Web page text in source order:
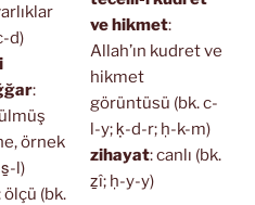
d)
:
örnek
l)
ölçü (bk.
ve hikmet:
Allah’ın kudret ve
hikmet
görüntüsü (bk. c-
l-y; ḳ-d-r; ḥ-k-m)
zihayat: canlı (bk.
ẕî; ḥ-y-y)